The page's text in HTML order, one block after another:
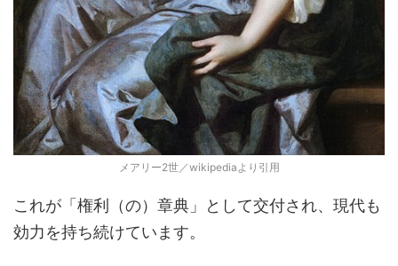
メアリー2世／wikipediaより引用
これが「権利（の）章典」として交付され、現代も
効力を持ち続けています。